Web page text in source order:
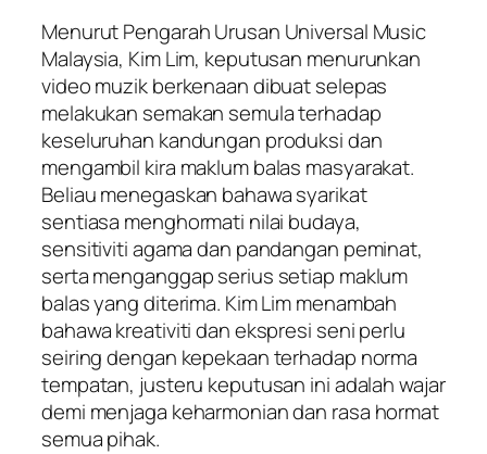
Menurut Pengarah Urusan Universal Music
Malaysia, Kim Lim, keputusan menurunkan
video muzik berkenaan dibuat selepas
melakukan semakan semula terhadap
keseluruhan kandungan produksi dan
mengambil kira maklum balas masyarakat.
Beliau menegaskan bahawa syarikat
sentiasa menghormati nilai budaya,
sensitiviti agama dan pandangan peminat,
serta menganggap serius setiap maklum
balas yang diterima. Kim Lim menambah
bahawa kreativiti dan ekspresi seni perlu
seiring dengan kepekaan terhadap norma
tempatan, justeru keputusan ini adalah wajar
demi menjaga keharmonian dan rasa hormat
semua pihak.